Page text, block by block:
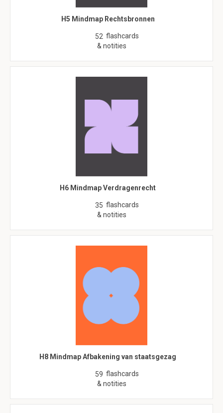
H5 Mindmap Rechtsbronnen
52 flashcards
& notities
H6 Mindmap Verdragenrecht
35 flashcards
& notities
H8 Mindmap Afbakening van staatsgezag
59 flashcards
& notities